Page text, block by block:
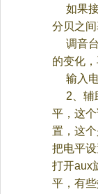
如果
分贝之间
调音
的变化
输入
2 、
平，这
置，这个
把电平
打开aux
平，有